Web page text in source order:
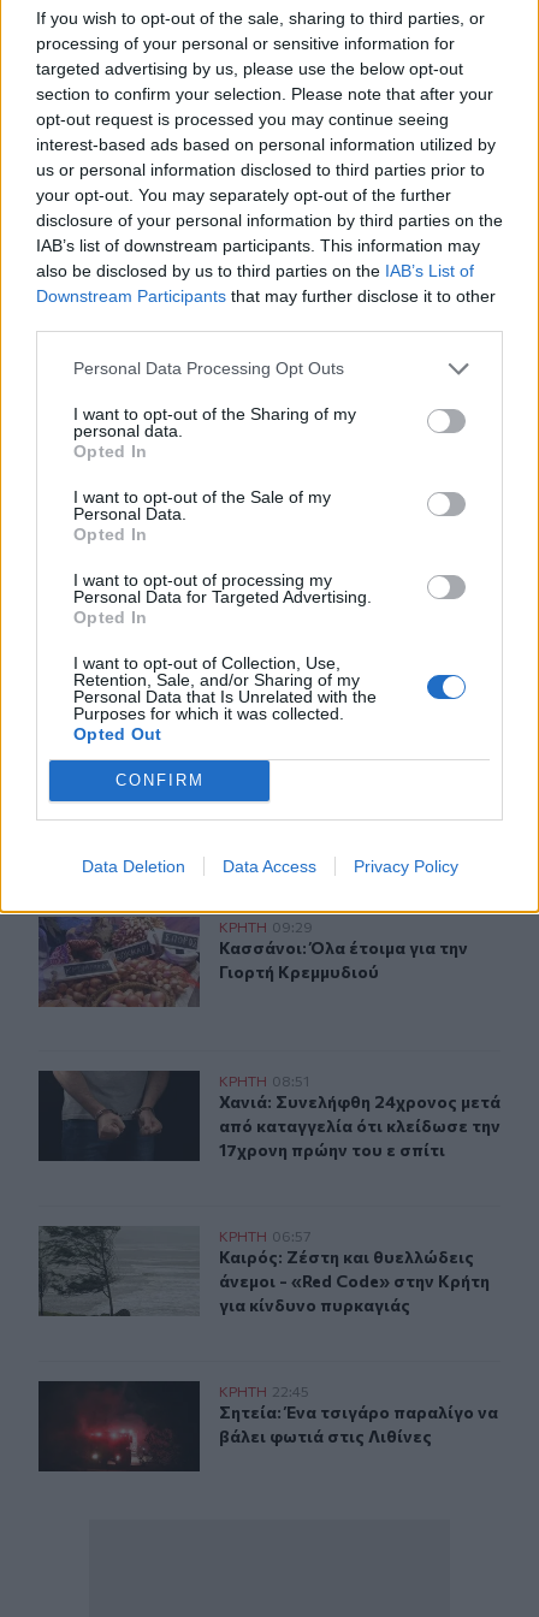
If you wish to opt-out of the sale, sharing to third parties, or
processing of your personal or sensitive information for
targeted advertising by us, please use the below opt-out
section to confirm your selection. Please note that after your
opt-out request is processed you may continue seeing
interest-based ads based on personal information utilized by
us or personal information disclosed to third parties prior to
your opt-out. You may separately opt-out of the further
disclosure of your personal information by third parties on the
IAB’s list of downstream participants. This information may
also be disclosed by us to third parties on the IAB’s List of
Downstream Participants that may further disclose it to other
Personal Data Processing Opt Outs
I want to opt-out of the Sharing of my
personal data.
Opted In
I want to opt-out of the Sale of my
Personal Data.
Opted In
I want to opt-out of processing my
Personal Data for Targeted Advertising.
Opted In
I want to opt-out of Collection, Use,
Retention, Sale, and/or Sharing of my
Personal Data that Is Unrelated with the
Purposes for which it was collected.
Opted Out
CONFIRM
Data Deletion Data Access Privacy Policy
07:59
Καναδάς: Σε κατάσταση έκτακτης ανάγκης η Βρετανική
Κολομβία εξαιτίας των πυρκαγιών
Φωτιά σε εγκαταστάσεις της Aramco στη Σαουδική
Αραβία
07:45
Γερμανία: Επεκτείνεται η έρευνα για την αντιμετώπιση
των drones μετά το περιστατικό σε αεροδρόμιο
ΣΧΕΤΙΚA AΡΘΡΑ
Ηράκλειο: Ποια θέματα περιλαμβάνει η εβδομαδιαία
περιλαμβάνει η εβδομαδιαία
ανασκόπηση του Δημάρχου
Γαμήλιος τουρισμός: Στην Κρήτη από όλες τις
Γαμήλιος τουρισμός: Στην Κρήτη
από όλες τις ηπείρους, για τον
Κασσάνοι: Όλα έτοιμα για την Γιορτή Κρεμμυδιού
ΚΡΗΤΗ 09:29
Κασσάνοι: Όλα έτοιμα για την
Κασσάνοι: Όλα έτοιμα για την
Γιορτή Κρεμμυδιού
Χανιά: Συνελήφθη 24χρονος μετά από καταγγελία ότι
ΚΡΗΤΗ 08:51
Χανιά: Συνελήφθη 24χρονος μετά
Χανιά: Συνελήφθη 24χρονος μετά
από καταγγελία ότι κλείδωσε την
17χρονη πρώην του ε σπίτι
Καιρός: Ζέστη και θυελλώδεις άνεμοι - «Red Code»
ΚΡΗΤΗ 06:57
Καιρός: Ζέστη και θυελλώδεις
Καιρός: Ζέστη και θυελλώδεις
άνεμοι - «Red Code» στην Κρήτη
για κίνδυνο πυρκαγιάς
Σητεία: Ένα τσιγάρο παραλίγο να βάλει φωτιά στις
ΚΡΗΤΗ 22:45
Σητεία: Ένα τσιγάρο παραλίγο να
Σητεία: Ένα τσιγάρο παραλίγο να
βάλει φωτιά στις Λιθίνες